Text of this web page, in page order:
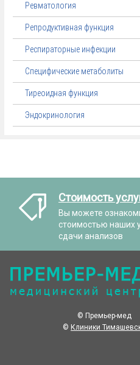
Ревматология
Репродуктивная функция
Респираторные инфекции
Специфические метаболиты
Тиреоидная функция
Эндокринология
Стоимость
Вы можете
стоимостью наших
сдачи анализов
© Премьер-мед
© Клиники